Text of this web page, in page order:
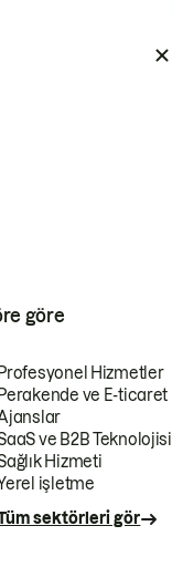
göre
Profesyonel Hizmetler
Perakende ve E-ticaret
ve B2B Teknolojisi
Hizmeti
işletme
sektörleri gör